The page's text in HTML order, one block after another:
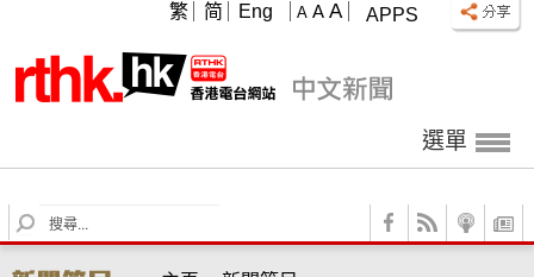
APPS
A A A
繁 简 Eng
選單
S
e